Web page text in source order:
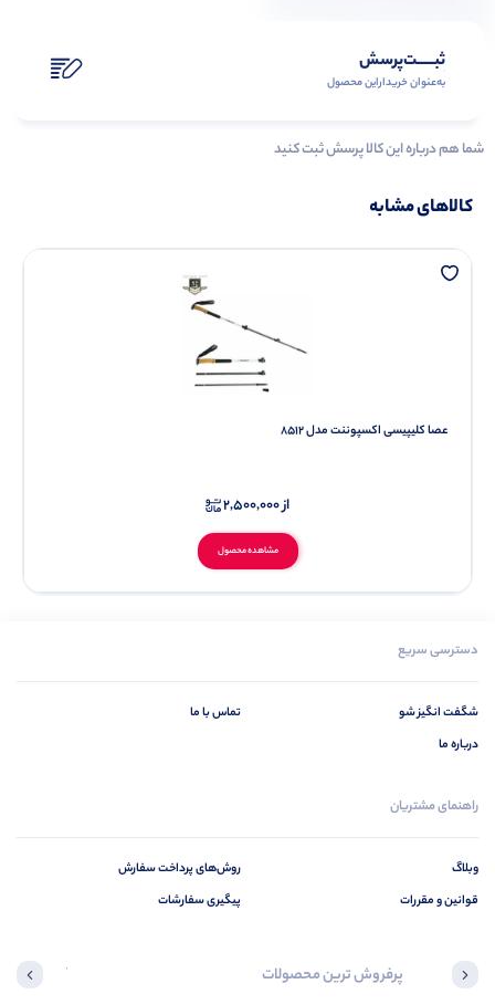
ثبـــــت‌پرسش
به‌عنوان ‌خریدار‌این‌ محصول
شما هم درباره این کالا پرسش ثبت کنید
کالاهای مشابه
عصا کلیپیسی اکسپوننت مدل 8512
مشاهده محصول
از2,500,000
دسترسی سریع
شگفت انگیز شو
درباره ما
تماس با ما
راهنمای مشتریان
وبلاگ
قوانین و مقررات
روش‌های پرداخت سفارش
پیگیری سفارشات
پرفروش ترین محصولات آخرین